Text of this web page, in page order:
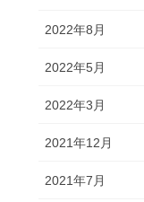
2022年8月
2022年5月
2022年3月
2021年12月
2021年7月